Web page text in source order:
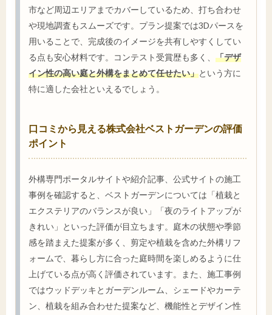
市など周辺エリアまでカバーしているため、打ち合わせ
や現地調査もスムーズです。プラン提案では3Dパースを
用いることで、完成後のイメージを共有しやすくしてい
る点も安心材料です。コンテスト受賞歴も多く、 「デザ
イン性の高い庭と外構をまとめて任せたい」という方に
特に適した会社といえるでしょう。
口コミから見える株式会社ベストガーデンの評価
ポイント
外構専門ポータルサイトや紹介記事、公式サイトの施工
事例を確認すると、ベストガーデンについては「植栽と
エクステリアのバランスが良い」「夜のライトアップが
きれい」といった評価が目立ちます。庭木の状態や季節
感を踏まえた提案が多く、剪定や植栽を含めた外構リフ
ォームで、暮らし方に合った庭時間を楽しめるように仕
上げている点が高く評価されています。また、施工事例
ではウッドデッキとガーデンルーム、シェードやカーテ
ン、植栽を組み合わせた提案など、機能性とデザイン性